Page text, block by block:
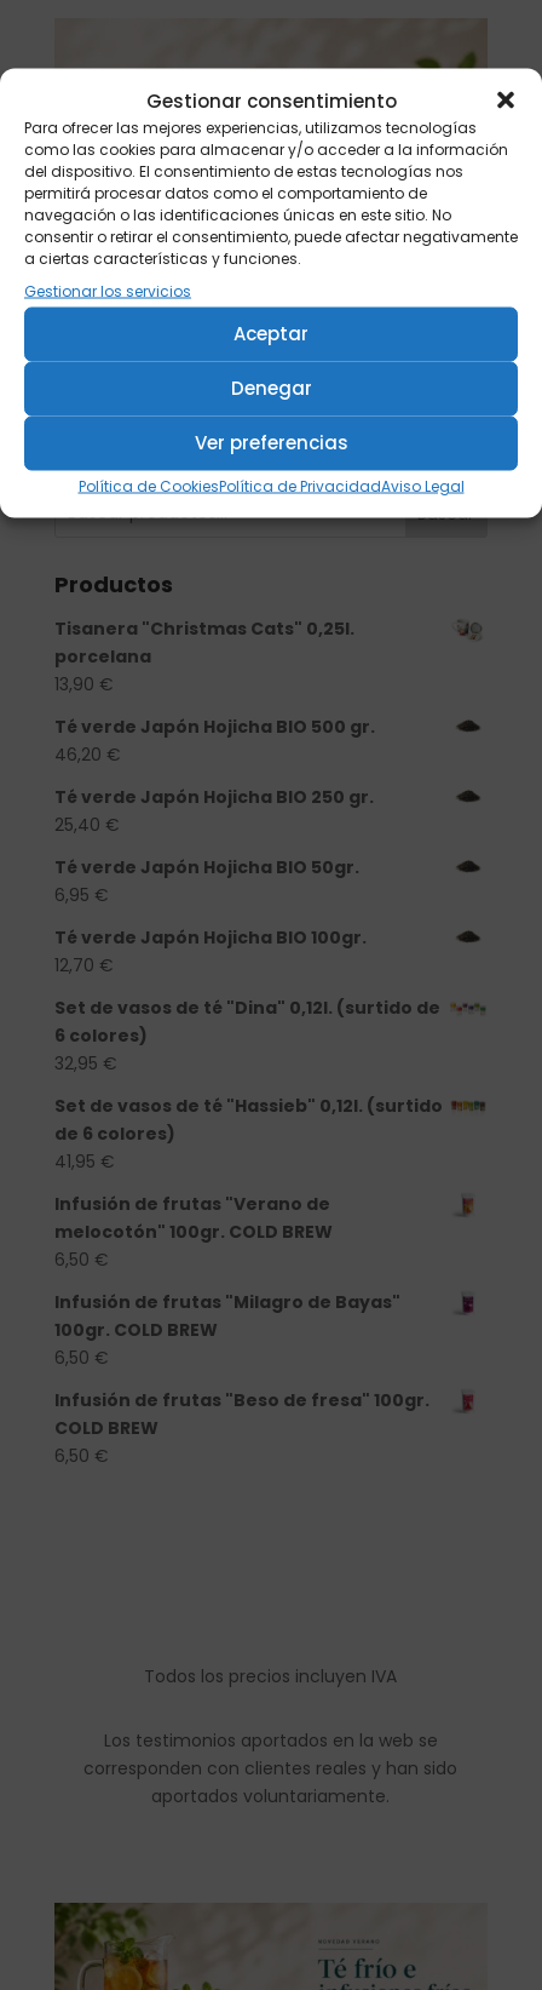
Gestionar consentimiento
Para ofrecer las mejores experiencias, utilizamos tecnologías
como las cookies para almacenar y/o acceder a la información
del dispositivo. El consentimiento de estas tecnologías nos
permitirá procesar datos como el comportamiento de
navegación o las identificaciones únicas en este sitio. No
consentir o retirar el consentimiento, puede afectar negativamente
a ciertas características y funciones.
Gestionar los servicios
Aceptar
Denegar
Ver preferencias
Política de CookiesPolítica de PrivacidadAviso Legal
Buscar
Productos
Tisanera "Christmas Cats" 0,25l.
porcelana
13,90 €
Té verde Japón Hojicha BIO 500 gr.
46,20 €
Té verde Japón Hojicha BIO 250 gr.
25,40 €
Té verde Japón Hojicha BIO 50gr.
6,95 €
Té verde Japón Hojicha BIO 100gr.
12,70 €
Set de vasos de té "Dina" 0,12l. (surtido de
6 colores)
32,95 €
Set de vasos de té "Hassieb" 0,12l. (surtido
de 6 colores)
41,95 €
Infusión de frutas "Verano de
melocotón" 100gr. COLD BREW
6,50 €
Infusión de frutas "Milagro de Bayas"
100gr. COLD BREW
6,50 €
Infusión de frutas "Beso de fresa" 100gr.
COLD BREW
6,50 €
Todos los precios incluyen IVA
Los testimonios aportados en la web se
corresponden con clientes reales y han sido
aportados voluntariamente.